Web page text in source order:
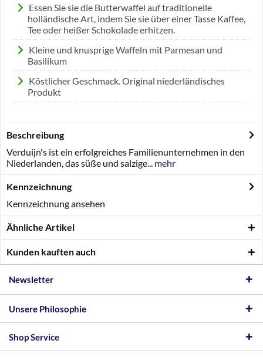
Essen Sie sie die Butterwaffel auf traditionelle
holländische Art, indem Sie sie über einer Tasse Kaffee,
Tee oder heißer Schokolade erhitzen.
Kleine und knusprige Waffeln mit Parmesan und
Basilikum
Köstlicher Geschmack. Original niederländisches
Produkt
Beschreibung
Verduijn's ist ein erfolgreiches Familienunternehmen in den
Niederlanden, das süße und salzige... mehr
Kennzeichnung
Kennzeichnung ansehen
Ähnliche Artikel
Kunden kauften auch
Newsletter
Unsere Philosophie
Shop Service